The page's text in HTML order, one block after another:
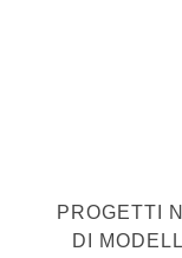
PROGETTI
DI